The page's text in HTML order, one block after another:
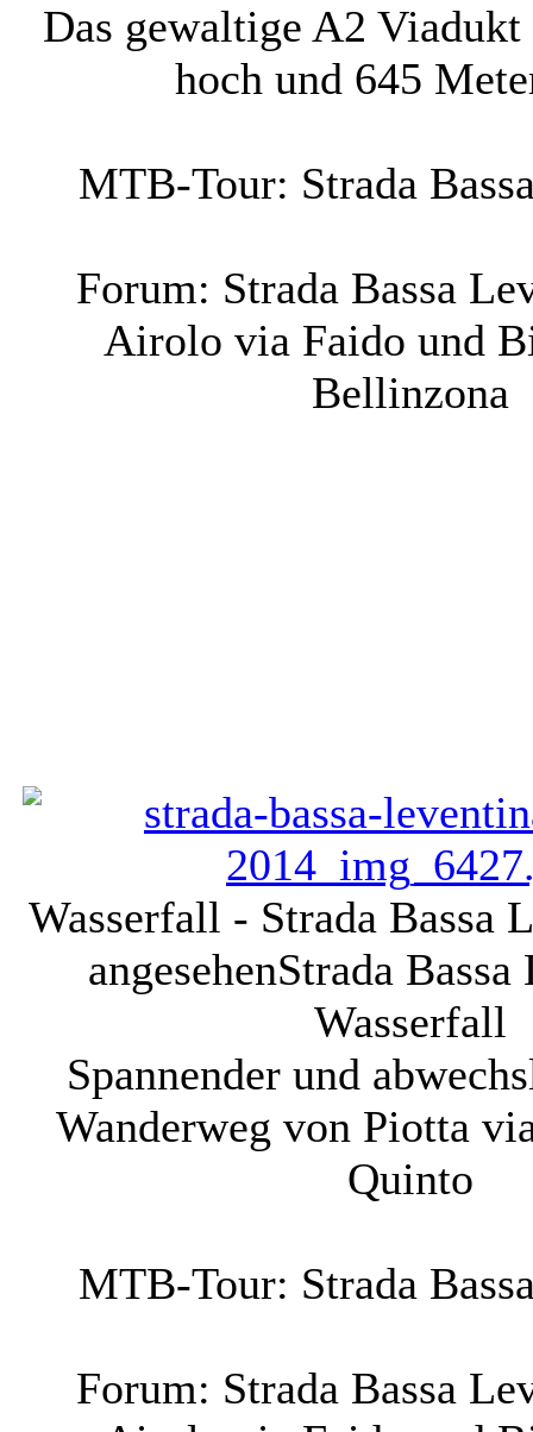
Das gewaltige A2
hoch und 645
MTB-Tour: Strada
Forum: Strada Bassa
Airolo via Faido und
Bellinzona
Wasserfall - Strada Bassa
angesehenStrada
Wasserfall
Spannender und
Wanderweg von Piotta
Quinto
MTB-Tour: Strada
Forum: Strada Bassa